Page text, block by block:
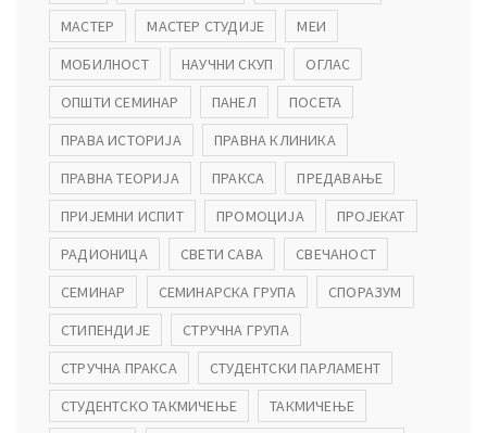
МАСТЕР
МАСТЕР СТУДИЈЕ
МЕИ
МОБИЛНОСТ
НАУЧНИ СКУП
ОГЛАС
ОПШТИ СЕМИНАР
ПАНЕЛ
ПОСЕТА
ПРАВА ИСТОРИЈА
ПРАВНА КЛИНИКА
ПРАВНА ТЕОРИЈА
ПРАКСА
ПРЕДАВАЊЕ
ПРИЈЕМНИ ИСПИТ
ПРОМОЦИЈА
ПРОЈЕКАТ
РАДИОНИЦА
СВЕТИ САВА
СВЕЧАНОСТ
СЕМИНАР
СЕМИНАРСКА ГРУПА
СПОРАЗУМ
СТИПЕНДИЈЕ
СТРУЧНА ГРУПА
СТРУЧНА ПРАКСА
СТУДЕНТСКИ ПАРЛАМЕНТ
СТУДЕНТСКО ТАКМИЧЕЊЕ
ТАКМИЧЕЊЕ